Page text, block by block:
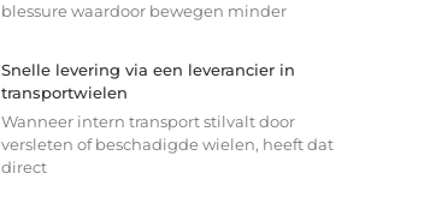
blessure waardoor bewegen minder
Snelle levering via een leverancier in
transportwielen
Wanneer intern transport stilvalt door
versleten of beschadigde wielen, heeft dat
direct